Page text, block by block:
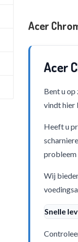
Acer
Acer
Bent u
vindt hier
Heeft u
probleem
Wij
Snelle